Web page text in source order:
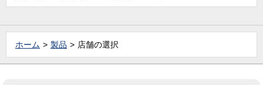
ホーム 製品 店舗の選択